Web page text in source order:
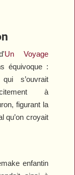
Un Voyage
équivoque :
s’ouvrait
à
figurant la
qu’on croyait
enfantin